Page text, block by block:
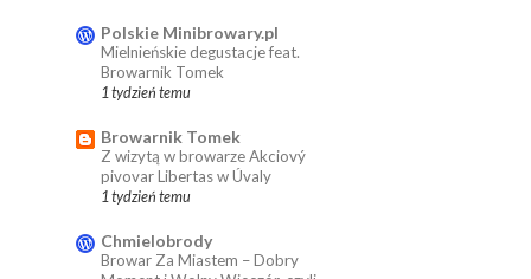
Polskie Minibrowary.pl
Mielnieńskie degustacje feat.
Browarnik Tomek
1 tydzień temu
Browarnik Tomek
Z wizytą w browarze Akciový
pivovar Libertas w Úvaly
1 tydzień temu
Chmielobrody
Browar Za Miastem – Dobry